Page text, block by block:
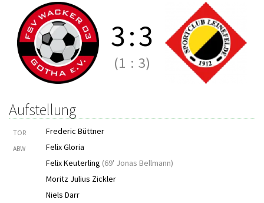
3:3
(1 : 3)
Aufstellung
TOR Frederic Büttner
ABW
Felix Gloria
Felix Keuterling (69' Jonas Bellmann)
Moritz Julius Zickler
Niels Darr